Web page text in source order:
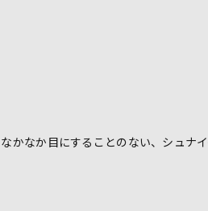
なかなか目にすることのない、シュナ